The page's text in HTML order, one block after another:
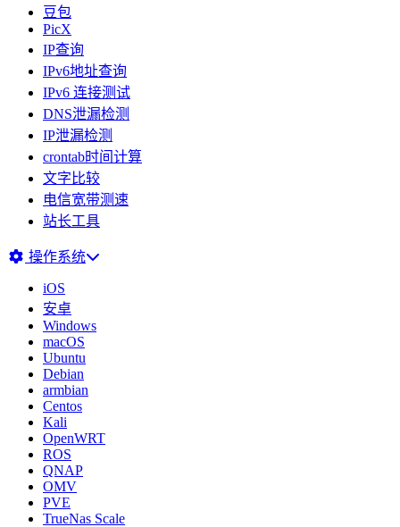
豆包
PicX
IP查询
IPv6地址查询
IPv6 连接测试
DNS泄漏检测
IP泄漏检测
crontab时间计算
文字比较
电信宽带测速
站长工具
操作系统
iOS
安卓
Windows
macOS
Ubuntu
Debian
armbian
Centos
Kali
OpenWRT
ROS
QNAP
OMV
PVE
TrueNas Scale